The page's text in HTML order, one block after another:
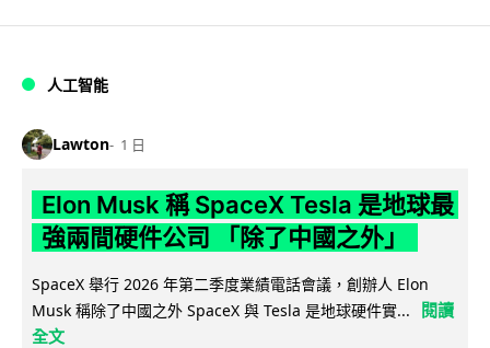
人工智能
Lawton 1 日
Elon Musk 稱 SpaceX Tesla 是地球最
強兩間硬件公司 「除了中國之外」
SpaceX 舉行 2026 年第二季度業績電話會議，創辦人 Elon
Musk 稱除了中國之外 SpaceX 與 Tesla 是地球硬件實...
閱讀
全文